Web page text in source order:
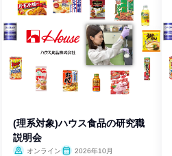
(理系対象)ハウス食品の研究職
説明会
オンライン
2026年10月